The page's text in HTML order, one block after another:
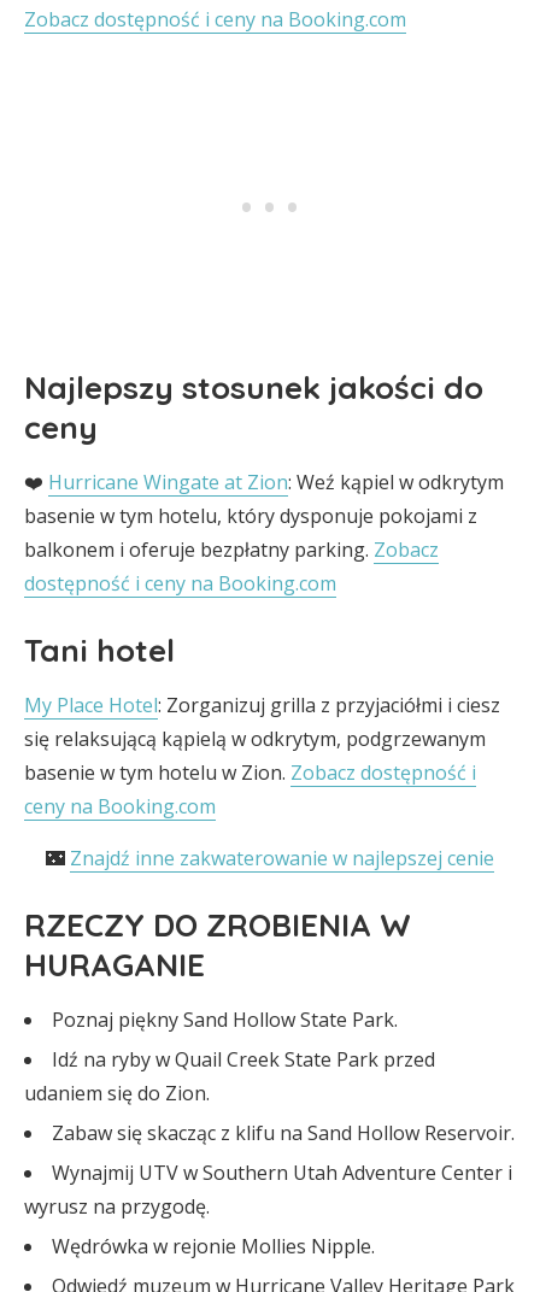
Zobacz dostępność i ceny na Booking.com
Najlepszy stosunek jakości do
ceny
❤️ Hurricane Wingate at Zion: Weź kąpiel w odkrytym
basenie w tym hotelu, który dysponuje pokojami z
balkonem i oferuje bezpłatny parking. Zobacz
dostępność i ceny na Booking.com
Tani hotel
My Place Hotel: Zorganizuj grilla z przyjaciółmi i ciesz
się relaksującą kąpielą w odkrytym, podgrzewanym
basenie w tym hotelu w Zion. Zobacz dostępność i
ceny na Booking.com
🌃 Znajdź inne zakwaterowanie w najlepszej cenie
RZECZY DO ZROBIENIA W
HURAGANIE
Poznaj piękny Sand Hollow State Park.
Idź na ryby w Quail Creek State Park przed
udaniem się do Zion.
Zabaw się skacząc z klifu na Sand Hollow Reservoir.
Wynajmij UTV w Southern Utah Adventure Center i
wyrusz na przygodę.
Wędrówka w rejonie Mollies Nipple.
Odwiedź muzeum w Hurricane Valley Heritage Park